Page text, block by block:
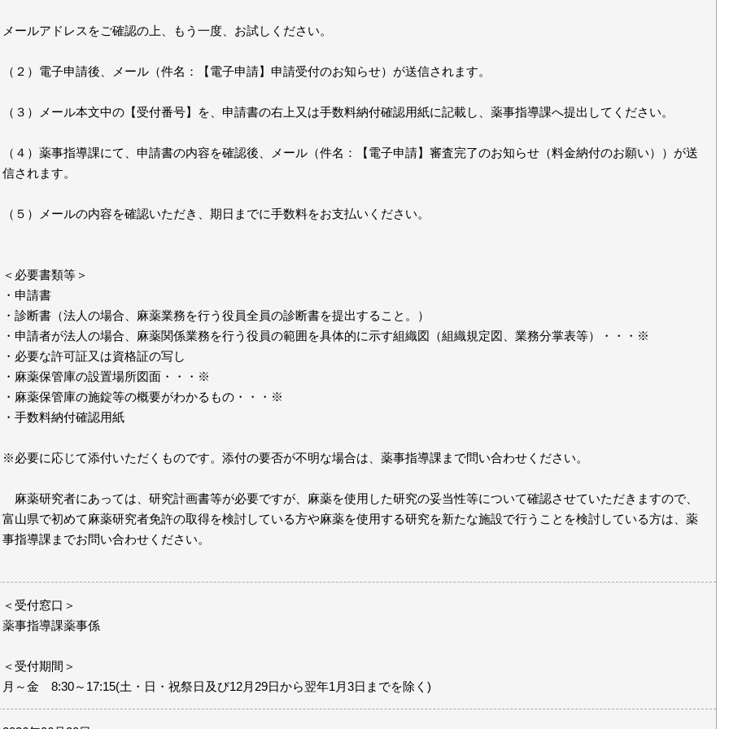
メールアドレスをご確認の上、もう一度、お試しください。
（２）電子申請後、メール（件名：【電子申請】申請受付のお知らせ）が送信されます。
（３）メール本文中の【受付番号】を、申請書の右上又は手数料納付確認用紙に記載し、薬事指導課へ提出してください。
（４）薬事指導課にて、申請書の内容を確認後、メール（件名：【電子申請】審査完了のお知らせ（料金納付のお願い））が送
信されます。
（５）メールの内容を確認いただき、期日までに手数料をお支払いください。
＜必要書類等＞
・申請書
・診断書（法人の場合、麻薬業務を行う役員全員の診断書を提出すること。）
・申請者が法人の場合、麻薬関係業務を行う役員の範囲を具体的に示す組織図（組織規定図、業務分掌表等）・・・※
・必要な許可証又は資格証の写し
・麻薬保管庫の設置場所図面・・・※
・麻薬保管庫の施錠等の概要がわかるもの・・・※
・手数料納付確認用紙
※必要に応じて添付いただくものです。添付の要否が不明な場合は、薬事指導課まで問い合わせください。
麻薬研究者にあっては、研究計画書等が必要ですが、麻薬を使用した研究の妥当性等について確認させていただきますので、
富山県で初めて麻薬研究者免許の取得を検討している方や麻薬を使用する研究を新たな施設で行うことを検討している方は、薬
事指導課までお問い合わせください。
＜受付窓口＞
薬事指導課薬事係
＜受付期間＞
月～金 8:30～17:15(土・日・祝祭日及び12月29日から翌年1月3日までを除く)